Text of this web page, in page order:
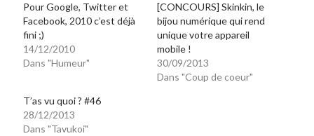
Pour Google, Twitter et
Facebook, 2010 c’est déjà
fini ;)
14/12/2010
Dans "Humeur"
[CONCOURS] Skinkin, le
bijou numérique qui rend
unique votre appareil
mobile !
30/09/2013
Dans "Coup de coeur"
T’as vu quoi ? #46
28/12/2013
Dans "Tavukoi"